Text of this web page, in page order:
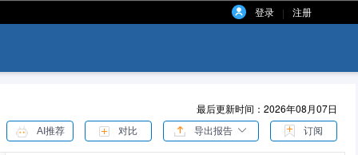
登录 | 注册
最后更新时间：2026年08月07日
AI推荐 对比 导出报告 订阅